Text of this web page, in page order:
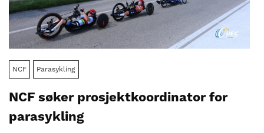
NCF Parasykling
NCF søker prosjektkoordinator for
parasykling